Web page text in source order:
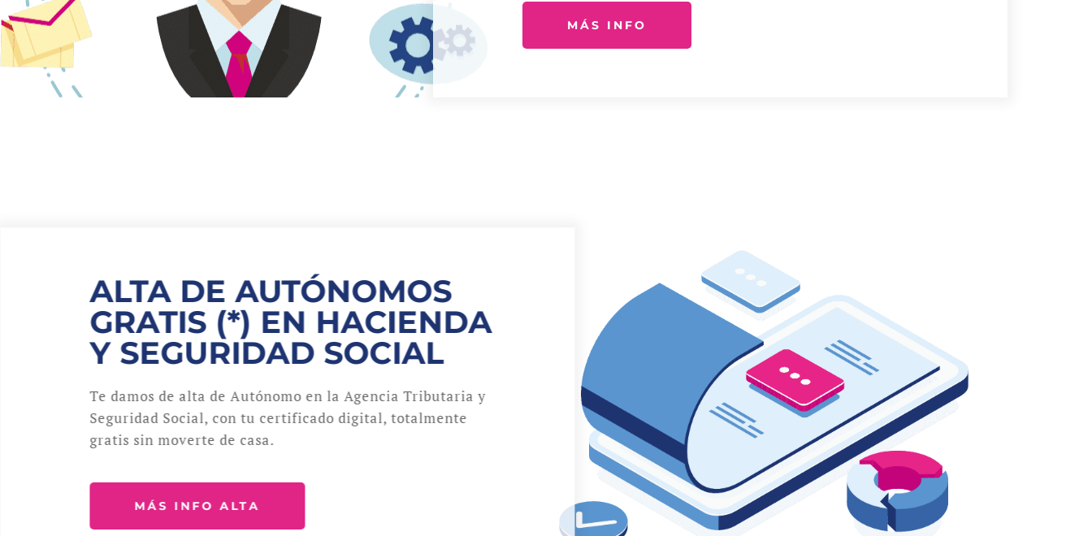
MÁS INFO
ALTA DE AUTÓNOMOS
GRATIS (*) EN HACIENDA
Y SEGURIDAD SOCIAL
Te damos de alta de Autónomo en la Agencia Tributaria y
Seguridad Social, con tu certificado digital, totalmente
gratis sin moverte de casa.
MÁS INFO ALTA